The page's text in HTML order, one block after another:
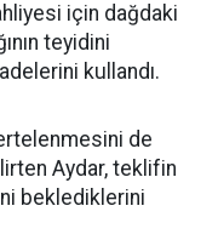
için dağdaki
teyidini
kullandı.
de
Aydar, teklifin
beklediklerini